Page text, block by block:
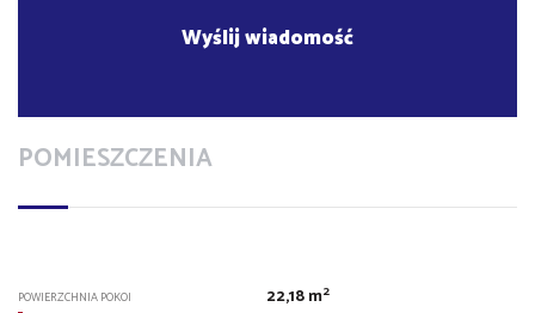
POMIESZCZENIA
POWIERZCHNIA POKOI 22,18 m2